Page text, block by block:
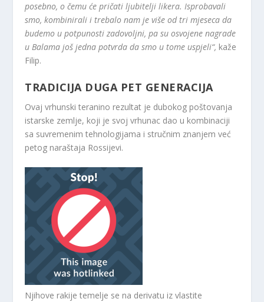
posebno, o čemu će pričati ljubitelji likera. Isprobavali
smo, kombinirali i trebalo nam je više od tri mjeseca da
budemo u potpunosti zadovoljni, pa su osvojene nagrade
u Balama još jedna potvrda da smo u tome uspjeli“, kaže
Filip.
TRADICIJA DUGA PET GENERACIJA
Ovaj vrhunski teranino rezultat je dubokog poštovanja
istarske zemlje, koji je svoj vrhunac dao u kombinaciji
sa suvremenim tehnologijama i stručnim znanjem već
petog naraštaja Rossijevi.
Njihove rakije temelje se na derivatu iz vlastite